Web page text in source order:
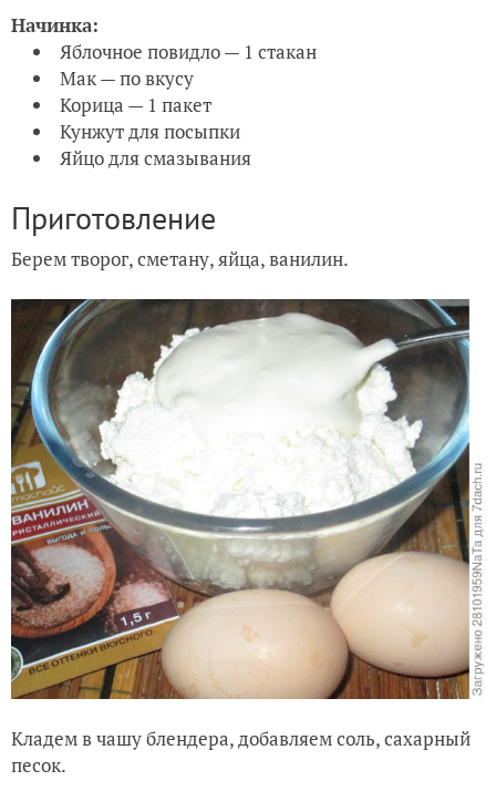
Начинка:
Яблочное повидло — 1 стакан
Мак — по вкусу
Корица — 1 пакет
Кунжут для посыпки
Яйцо для смазывания
Приготовление
Берем творог, сметану, яйца, ванилин.
Кладем в чашу блендера, добавляем соль, сахарный
песок.